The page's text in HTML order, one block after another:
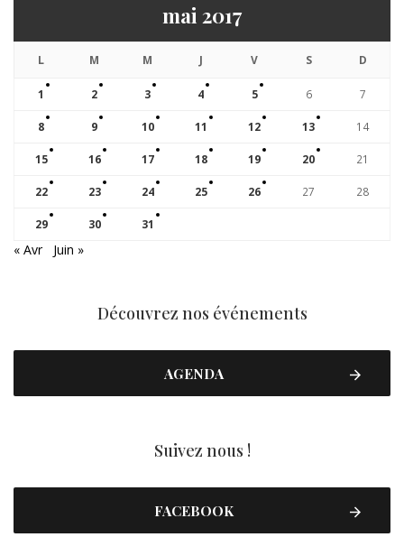
mai 2017
L M M J V S D
1 2 3 4 5 6 7
8 9 10 11 12 13 14
15 16 17 18 19 20 21
22 23 24 25 26 27 28
29 30 31
« Avr Juin »
Découvrez nos événements
AGENDA
Suivez nous !
FACEBOOK